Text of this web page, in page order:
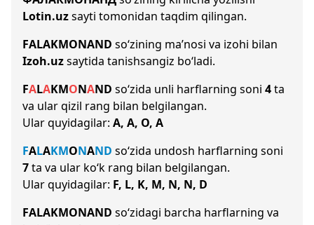
Lotin.uzsayti tomonidan taqdim qilingan.
FALAKMONAND so‘zining ma’nosi va izohi bilan
Izoh.uzsaytida tanishsangiz bo‘ladi.
FALAKMONAND so‘zida unli harflarning soni 4ta
va ular qizil rang bilan belgilangan.
Ular quyidagilar: A, A, O, A
FALAKMONAND so‘zida undosh harflarning soni
7ta va ular ko‘k rang bilan belgilangan.
Ular quyidagilar: F, L, K, M, N, N, D
FALAKMONAND so‘zidagi barcha harflarning va